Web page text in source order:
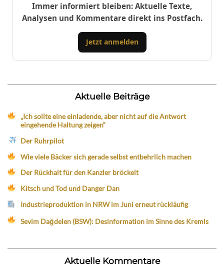
Immer informiert bleiben: Aktuelle Texte,
Analysen und Kommentare direkt ins Postfach.
Jetzt anmelden
Aktuelle Beiträge
„Ich sollte eine einladende, aber nicht auf die Antwort
eingehende Haltung zeigen“
Der Ruhrpilot
Wie viele Bäcker sich gerade selbst entbehrlich machen
Der Rückhalt für den Kanzler bröckelt
Kitsch und Tod und Danger Dan
Industrieproduktion in NRW im Juni erneut rückläufig
Sevim Dağdelen (BSW): Desinformation im Sinne des Kremls
Aktuelle Kommentare